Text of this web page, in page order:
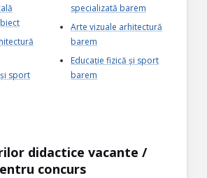
sport
specializată barem
Arte vizuale arhitectură
barem
Educație fizică și sport
barem
didactice vacante /
concurs